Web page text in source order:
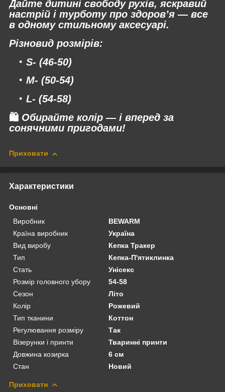
Дайте дитині свободу рухів, яскравий
настрій і турботу про здоров’я — все
в одному стильному аксесуарі.
Різновид розмірів:
S- (46-50)
M- (50-54)
L- (54-58)
🛍 Обирайте колір — і вперед за
сонячними пригодами!
Приховати
Характеристики
Основні
Виробник
BEWARM
Країна виробник
Україна
Вид виробу
Кепка Тракер
Тип
Кепка-П'ятиклинка
Стать
Унісекс
Розмір головного убору
54-58
Сезон
Літо
Колір
Рожевий
Тип тканини
Коттон
Регулювання розміру
Так
Візерунки і принти
Тваринні принти
Довжина козирка
6 см
Стан
Новий
Приховати